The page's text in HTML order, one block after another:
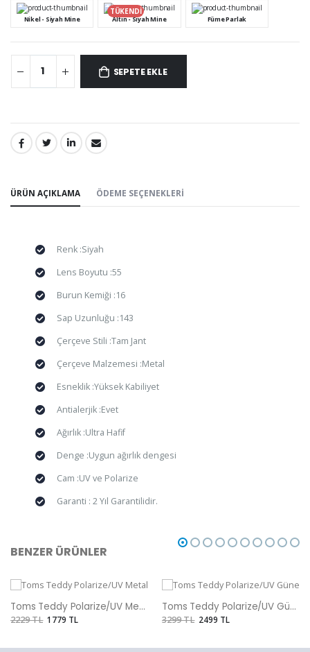
Nikel - Siyah Mine Altın - Siyah Mine
TÜKENDİ
Füme Parlak
SEPETE EKLE
PAYLAŞ:
ÜRÜN AÇIKLAMA ÖDEME SEÇENEKLERI
Renk :Siyah
Lens Boyutu :55
Burun Kemiği :16
Sap Uzunluğu :143
Çerçeve Stili :Tam Jant
Çerçeve Malzemesi :Metal
Esneklik :Yüksek Kabiliyet
Antialerjik :Evet
Ağırlık :Ultra Hafif
Denge :Uygun ağırlık dengesi
Cam :UV ve Polarize
Garanti : 2 Yıl Garantilidir.
BENZER ÜRÜNLER
Toms Teddy Polarize/UV Metal Güneş Gözlüğü
2229 TL 1779 TL
Toms Teddy Polarize/UV Güneş Gözlüğü
3299 TL 2499 TL